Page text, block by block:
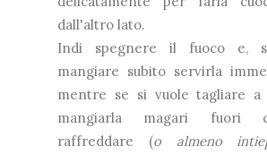
dall'altro lato.
Indi spegnere il fuoco e,
mangiare subito servirla
mentre se si vuole tagliare
mangiarla magari fuori
raffreddare (o almeno